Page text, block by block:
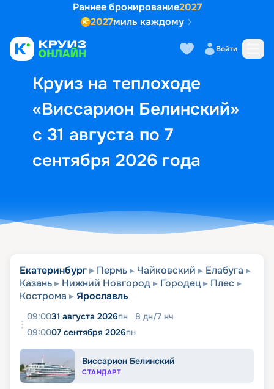
Раннее бронирование2027
2027миль каждому
Войти
Круиз на теплоходе
«Виссарион Белинский»
с 31 августа по 7
сентября 2026 года
Выбор кают Маршрут и
Екатеринбург Пермь Чайковский
Елабуга
Казань
Нижний Новгород Городец
Плес
Кострома
Ярославль
09:0031 августа 2026пн 8 дн/7 нч
09:0007 сентября 2026пн
Виссарион Белинский
СТАНДАРТ